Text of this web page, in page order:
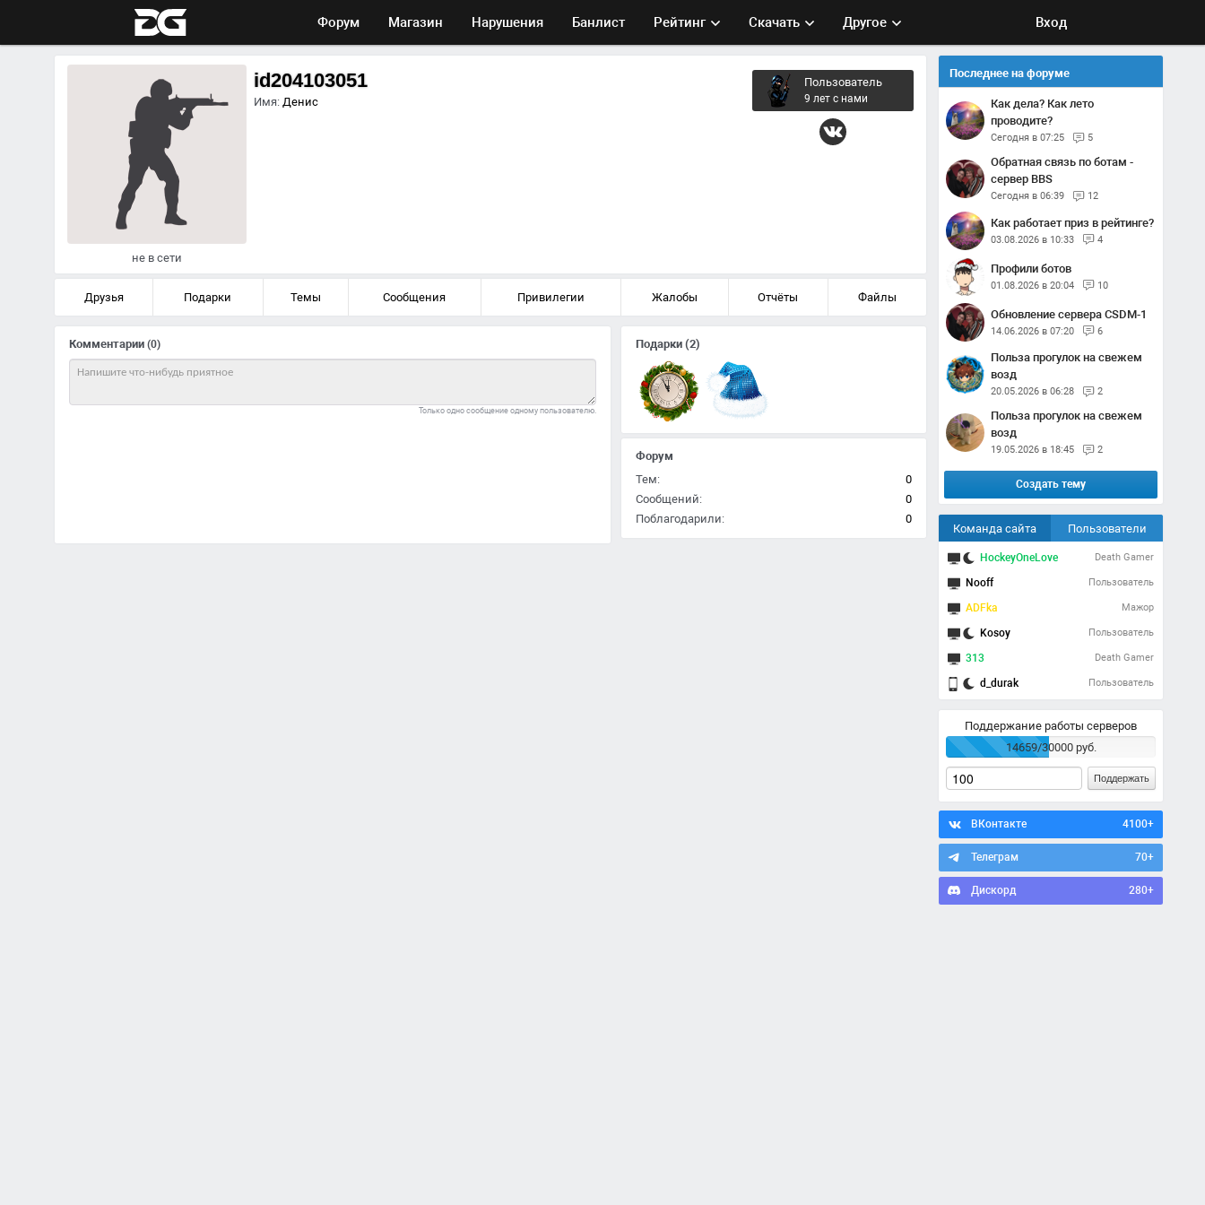
Форум Магазин Нарушения Банлист Рейтинг Скачать Другое Вход
не в сети
id204103051
Имя: Денис
Пользователь
9 лет с нами
Друзья Подарки Темы Сообщения Привилегии Жалобы Отчёты Файлы
Комментарии (0)
Только одно сообщение одному пользователю.
Подарки (2)
Форум
Тем:
0
Сообщений:
0
Поблагодарили:
0
Последнее на форуме
Как дела? Как лето
проводите?
Сегодня в 07:25 5
Обратная связь по ботам -
сервер BBS
Сегодня в 06:39 12
Как работает приз в рейтинге?
03.08.2026 в 10:33 4
Профили ботов
01.08.2026 в 20:04 10
Обновление сервера CSDM-1
14.06.2026 в 07:20 6
Польза прогулок на свежем
возд
20.05.2026 в 06:28 2
Польза прогулок на свежем
возд
19.05.2026 в 18:45 2
Создать тему
Команда сайта Пользователи
HockeyOneLove Death Gamer
Nooff Пользователь
ADFka Мажор
Kosoy Пользователь
313 Death Gamer
d_durak Пользователь
Поддержание работы серверов
14659/30000 руб.
Поддержать
ВКонтакте 4100+
Телеграм 70+
Дискорд 280+